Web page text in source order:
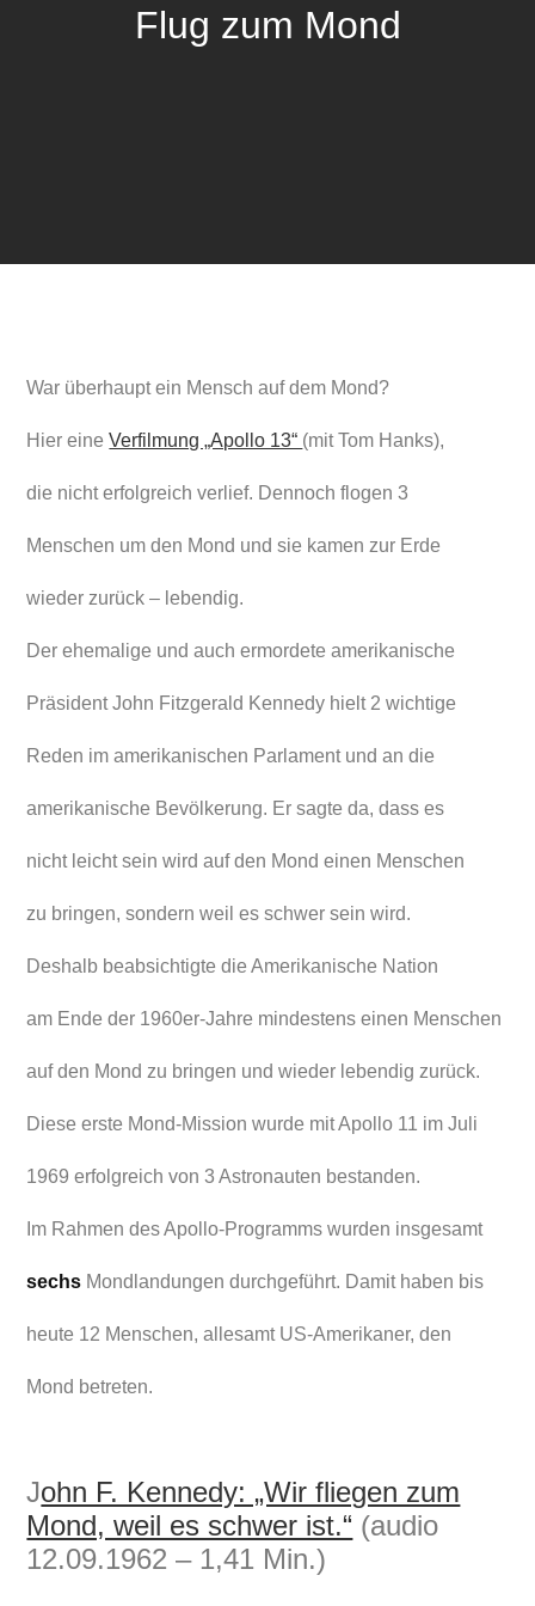
Flug zum Mond
War überhaupt ein Mensch auf dem Mond?
Hier eineVerfilmung „Apollo 13“ (mit Tom Hanks),
die nicht erfolgreich verlief. Dennoch flogen 3
Menschen um den Mond und sie kamen zur Erde
wieder zurück – lebendig.
Der ehemalige und auch ermordete amerikanische
Präsident John Fitzgerald Kennedy hielt 2 wichtige
Reden im amerikanischen Parlament und an die
amerikanische Bevölkerung. Er sagte da, dass es
nicht leicht sein wird auf den Mond einen Menschen
zu bringen, sondern weil es schwer sein wird.
Deshalb beabsichtigte die Amerikanische Nation
am Ende der 1960er-Jahre mindestens einen Menschen
auf den Mond zu bringen und wieder lebendig zurück.
Diese erste Mond-Mission wurde mit Apollo 11 im Juli
1969 erfolgreich von 3 Astronauten bestanden.
Im Rahmen des Apollo-Programms wurden insgesamt
sechs Mondlandungen durchgeführt. Damit haben bis
heute 12 Menschen, allesamt US-Amerikaner, den
Mond betreten.
John F. Kennedy: „Wir fliegen zum
Mond, weil es schwer ist.“ (audio
12.09.1962 – 1,41 Min.)